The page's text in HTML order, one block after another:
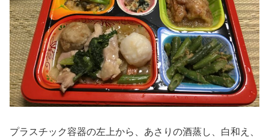
プラスチック容器の左上から、あさりの酒蒸し、白和え、